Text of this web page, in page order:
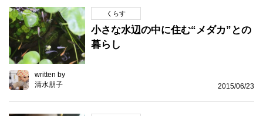
くらす
小さな水辺の中に住む“メダカ”との
暮らし
written by
清水朋子
2015/06/23